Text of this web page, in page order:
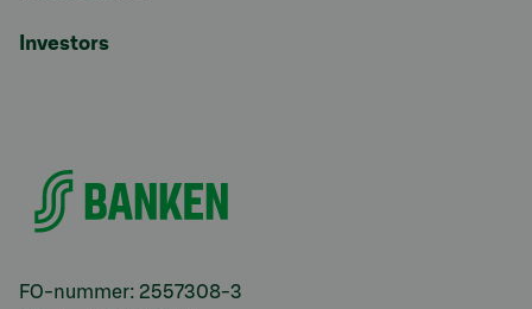
Investors
FO-nummer: 2557308-3